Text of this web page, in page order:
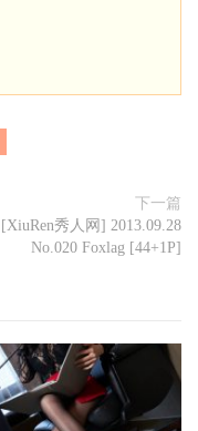
下一篇
[XiuRen秀人网] 2013.09.28
No.020 Foxlag [44+1P]